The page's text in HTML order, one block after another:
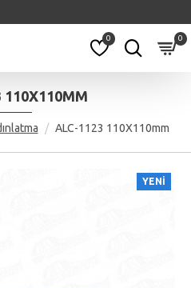
0 0
ALC-1123 110X110mm
110X110MM
YENI